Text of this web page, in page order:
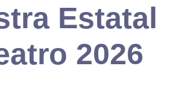
Estatal
2026